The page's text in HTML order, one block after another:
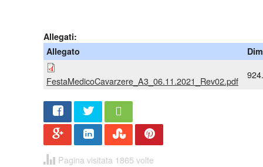
Allegati:
Allegato
FestaMedicoCavarzere_A3_06.11.2021_Rev02.pdf
Share Twee
Pagina visitata 1865 volte